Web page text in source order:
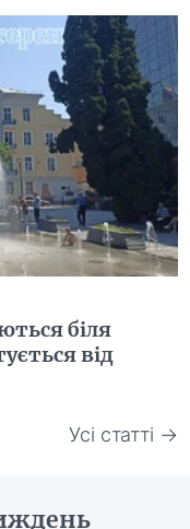
біля
від
Усі статті →